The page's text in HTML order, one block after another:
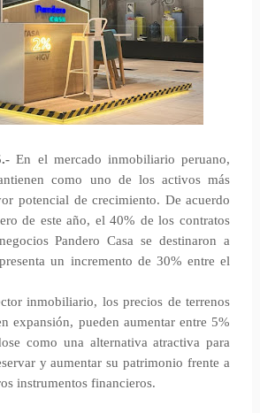
En el mercado inmobiliario peruano,
como uno de los activos más
potencial de crecimiento. De acuerdo
de este año, el 40% de los contratos
Pandero Casa se destinaron a
un incremento de 30% entre el
inmobiliario, los precios de terrenos
expansión, pueden aumentar entre 5%
como una alternativa atractiva para
y aumentar su patrimonio frente a
instrumentos financieros.